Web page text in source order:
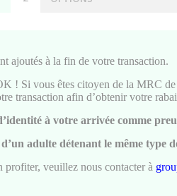
ajoutés à la fin de votre transaction.
vous êtes citoyen de la MRC de
transaction afin d’obtenir votre
à votre arrivée comme
adulte détenant le même type
profiter, veuillez nous contacter à